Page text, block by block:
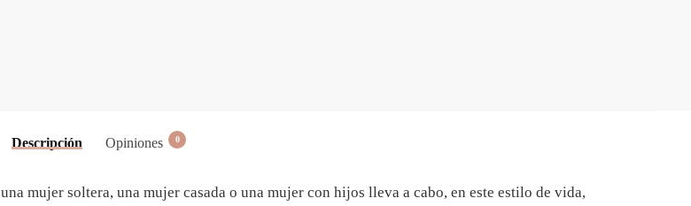
Descripción Opiniones 0
mujer soltera, una mujer casada o una mujer con hijos lleva a cabo, en este estilo de vida,